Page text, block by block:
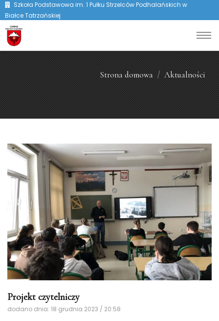
Szkoła Podstawowa im. 1 Pułku Strzelców Podhalańskich w
Białce Tatrzańskiej
Strona domowa Aktualności
Projekt czytelniczy
dodano dnia: 18 grudnia 2023 / 20:58